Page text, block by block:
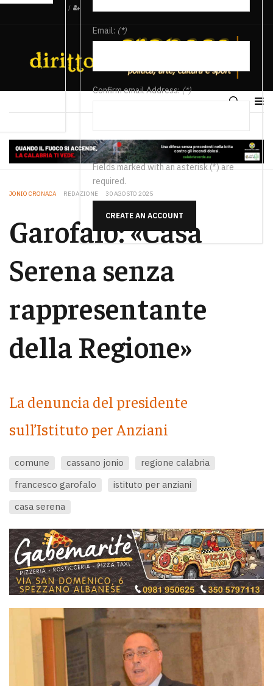
/
Email: (*)
Confirm email Address:(*)
Fields marked with an asterisk (*) are
required.
CREATE AN ACCOUNT
JONIO CRONACA REDAZIONE 30 AGOSTO 2025
Garofalo: «Casa
Serena senza
rappresentante
della Regione»
La denuncia del presidente
sull’Istituto per Anziani
comune cassano jonio
regione calabria
francesco garofalo
istituto per anziani
casa serena